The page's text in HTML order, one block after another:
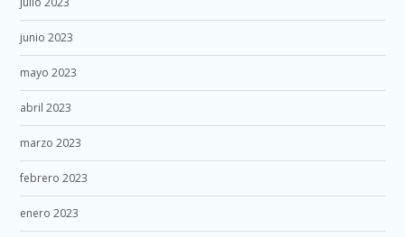
junio 2023
mayo 2023
abril 2023
marzo 2023
febrero 2023
enero 2023